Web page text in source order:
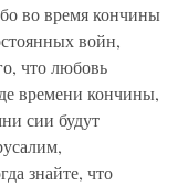
во время кончины
войн,
что любовь
времени кончины,
сии будут
знайте, что